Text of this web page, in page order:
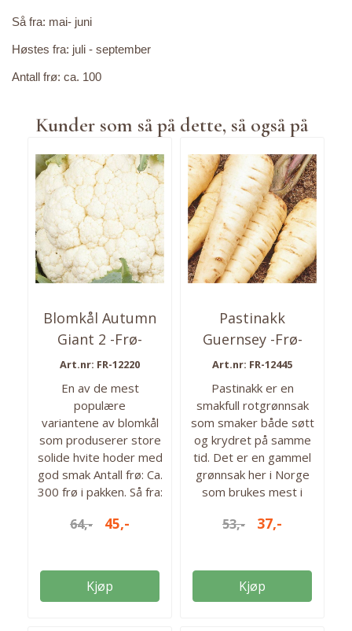
Så fra: mai- juni
Høstes fra: juli - september
Antall frø: ca. 100
Kunder som så på dette, så også på
Blomkål Autumn
Giant 2 -Frø-
Art.nr: FR-12220
En av de mest
populære
variantene av blomkål
som produserer store
solide hvite hoder med
god smak Antall frø: Ca.
300 frø i pakken. Så fra:
aug - september Antall
64,- 45,-
Kjøp
Pastinakk
Guernsey -Frø-
Art.nr: FR-12445
Pastinakk er en
smakfull rotgrønnsak
som smaker både søtt
og krydret på samme
tid. Det er en gammel
grønnsak her i Norge
som brukes mest i
men er også nydelig
etter høsting. Ca 1200
frø i pakken. Så fra: mai
53,- 37,-
Kjøp